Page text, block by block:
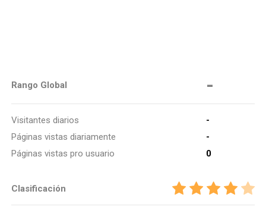
Rango Global -
Visitantes diarios
-
Páginas vistas diariamente
-
Páginas vistas pro usuario
0
Clasificación